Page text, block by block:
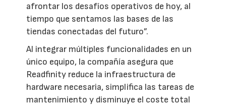
afrontar los desafíos operativos de hoy, al
tiempo que sentamos las bases de las
tiendas conectadas del futuro”.
Al integrar múltiples funcionalidades en un
único equipo, la compañía asegura que
Readfinity reduce la infraestructura de
hardware necesaria, simplifica las tareas de
mantenimiento y disminuye el coste total